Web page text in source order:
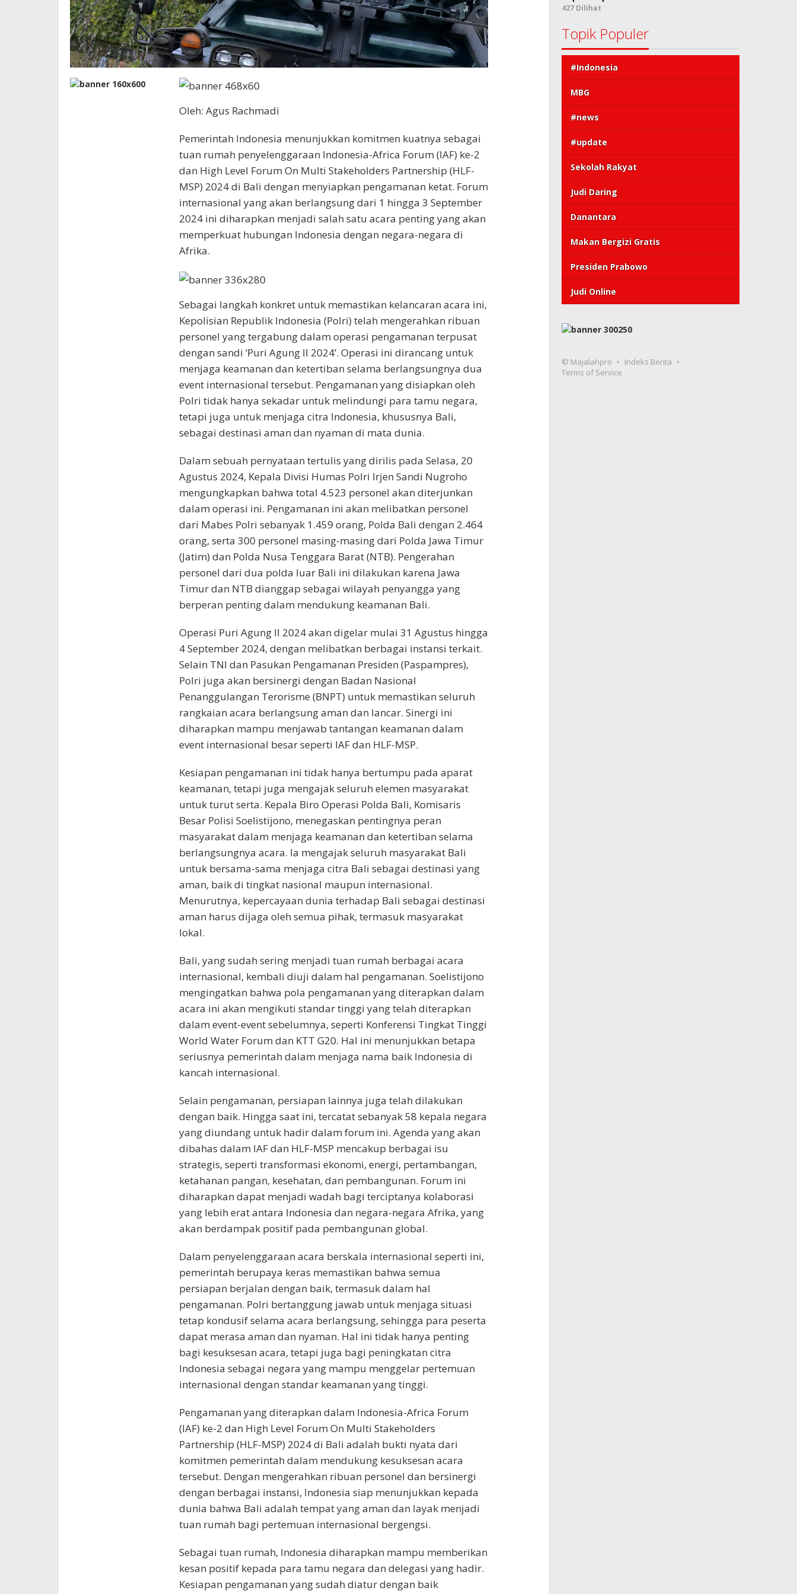
Oleh: Agus Rachmadi
Pemerintah Indonesia menunjukkan komitmen kuatnya sebagai
tuan rumah penyelenggaraan Indonesia-Africa Forum (IAF) ke-2
dan High Level Forum On Multi Stakeholders Partnership (HLF-
MSP) 2024 di Bali dengan menyiapkan pengamanan ketat. Forum
internasional yang akan berlangsung dari 1 hingga 3 September
2024 ini diharapkan menjadi salah satu acara penting yang akan
memperkuat hubungan Indonesia dengan negara-negara di
Afrika.
Sebagai langkah konkret untuk memastikan kelancaran acara ini,
Kepolisian Republik Indonesia (Polri) telah mengerahkan ribuan
personel yang tergabung dalam operasi pengamanan terpusat
dengan sandi ‘Puri Agung II 2024’. Operasi ini dirancang untuk
menjaga keamanan dan ketertiban selama berlangsungnya dua
event internasional tersebut. Pengamanan yang disiapkan oleh
Polri tidak hanya sekadar untuk melindungi para tamu negara,
tetapi juga untuk menjaga citra Indonesia, khususnya Bali,
sebagai destinasi aman dan nyaman di mata dunia.
Dalam sebuah pernyataan tertulis yang dirilis pada Selasa, 20
Agustus 2024, Kepala Divisi Humas Polri Irjen Sandi Nugroho
mengungkapkan bahwa total 4.523 personel akan diterjunkan
dalam operasi ini. Pengamanan ini akan melibatkan personel
dari Mabes Polri sebanyak 1.459 orang, Polda Bali dengan 2.464
orang, serta 300 personel masing-masing dari Polda Jawa Timur
(Jatim) dan Polda Nusa Tenggara Barat (NTB). Pengerahan
personel dari dua polda luar Bali ini dilakukan karena Jawa
Timur dan NTB dianggap sebagai wilayah penyangga yang
berperan penting dalam mendukung keamanan Bali.
Operasi Puri Agung II 2024 akan digelar mulai 31 Agustus hingga
4 September 2024, dengan melibatkan berbagai instansi terkait.
Selain TNI dan Pasukan Pengamanan Presiden (Paspampres),
Polri juga akan bersinergi dengan Badan Nasional
Penanggulangan Terorisme (BNPT) untuk memastikan seluruh
rangkaian acara berlangsung aman dan lancar. Sinergi ini
diharapkan mampu menjawab tantangan keamanan dalam
event internasional besar seperti IAF dan HLF-MSP.
Kesiapan pengamanan ini tidak hanya bertumpu pada aparat
keamanan, tetapi juga mengajak seluruh elemen masyarakat
untuk turut serta. Kepala Biro Operasi Polda Bali, Komisaris
Besar Polisi Soelistijono, menegaskan pentingnya peran
masyarakat dalam menjaga keamanan dan ketertiban selama
berlangsungnya acara. Ia mengajak seluruh masyarakat Bali
untuk bersama-sama menjaga citra Bali sebagai destinasi yang
aman, baik di tingkat nasional maupun internasional.
Menurutnya, kepercayaan dunia terhadap Bali sebagai destinasi
aman harus dijaga oleh semua pihak, termasuk masyarakat
lokal.
Bali, yang sudah sering menjadi tuan rumah berbagai acara
internasional, kembali diuji dalam hal pengamanan. Soelistijono
mengingatkan bahwa pola pengamanan yang diterapkan dalam
acara ini akan mengikuti standar tinggi yang telah diterapkan
dalam event-event sebelumnya, seperti Konferensi Tingkat Tinggi
World Water Forum dan KTT G20. Hal ini menunjukkan betapa
seriusnya pemerintah dalam menjaga nama baik Indonesia di
kancah internasional.
Selain pengamanan, persiapan lainnya juga telah dilakukan
dengan baik. Hingga saat ini, tercatat sebanyak 58 kepala negara
yang diundang untuk hadir dalam forum ini. Agenda yang akan
dibahas dalam IAF dan HLF-MSP mencakup berbagai isu
strategis, seperti transformasi ekonomi, energi, pertambangan,
ketahanan pangan, kesehatan, dan pembangunan. Forum ini
diharapkan dapat menjadi wadah bagi terciptanya kolaborasi
yang lebih erat antara Indonesia dan negara-negara Afrika, yang
akan berdampak positif pada pembangunan global.
Dalam penyelenggaraan acara berskala internasional seperti ini,
pemerintah berupaya keras memastikan bahwa semua
persiapan berjalan dengan baik, termasuk dalam hal
pengamanan. Polri bertanggung jawab untuk menjaga situasi
tetap kondusif selama acara berlangsung, sehingga para peserta
dapat merasa aman dan nyaman. Hal ini tidak hanya penting
bagi kesuksesan acara, tetapi juga bagi peningkatan citra
Indonesia sebagai negara yang mampu menggelar pertemuan
internasional dengan standar keamanan yang tinggi.
Pengamanan yang diterapkan dalam Indonesia-Africa Forum
(IAF) ke-2 dan High Level Forum On Multi Stakeholders
Partnership (HLF-MSP) 2024 di Bali adalah bukti nyata dari
komitmen pemerintah dalam mendukung kesuksesan acara
tersebut. Dengan mengerahkan ribuan personel dan bersinergi
dengan berbagai instansi, Indonesia siap menunjukkan kepada
dunia bahwa Bali adalah tempat yang aman dan layak menjadi
tuan rumah bagi pertemuan internasional bergengsi.
Sebagai tuan rumah, Indonesia diharapkan mampu memberikan
kesan positif kepada para tamu negara dan delegasi yang hadir.
Kesiapan pengamanan yang sudah diatur dengan baik
427 Dilihat
Topik Populer
#Indonesia
MBG
#news
#update
Sekolah Rakyat
Judi Daring
Danantara
Makan Bergizi Gratis
Presiden Prabowo
Judi Online
© Majalahpro
Indeks Berita
Terms of Service